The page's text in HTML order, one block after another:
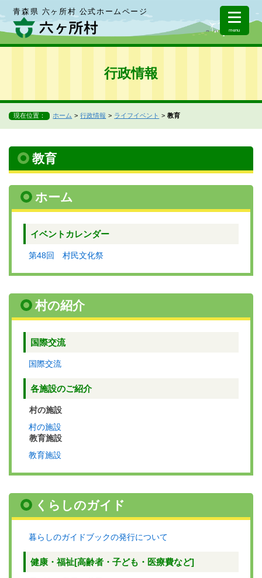
青森県 六ヶ所村 公式ホームページ
menu
行政情報
現在位置： ホーム 行政情報 ライフイベント 教育
教育
ホーム
イベントカレンダー
第48回 村民文化祭
村の紹介
国際交流
国際交流
各施設のご紹介
村の施設
村の施設
教育施設
教育施設
くらしのガイド
暮らしのガイドブックの発行について
健康・福祉[高齢者・子ども・医療費など]